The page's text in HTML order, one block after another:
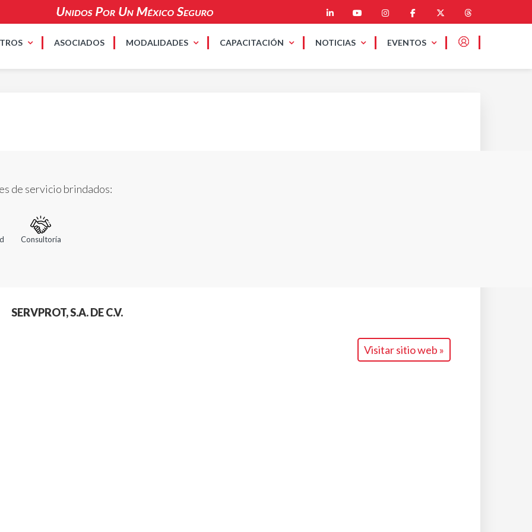
A.C.
ASOCIADOS MODALIDADES CAPACITACIÓN NOTICIAS EVENTOS
de servicio brindados:
Consultoría
SERVPROT, S.A. DE C.V.
Visitar sitio web »